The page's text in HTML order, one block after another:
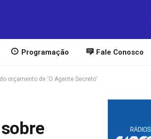
Programação Fale Conosco
orçamento de ‘O Agente Secreto’